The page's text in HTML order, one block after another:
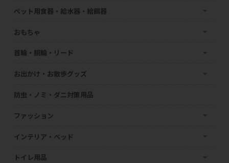
ペット用食器・給水器・給餌器
おもちゃ
首輪・胴輪・リード
お出かけ・お散歩グッズ
防虫・ノミ・ダニ対策用品
ファッション
インテリア・ベッド
トイレ用品